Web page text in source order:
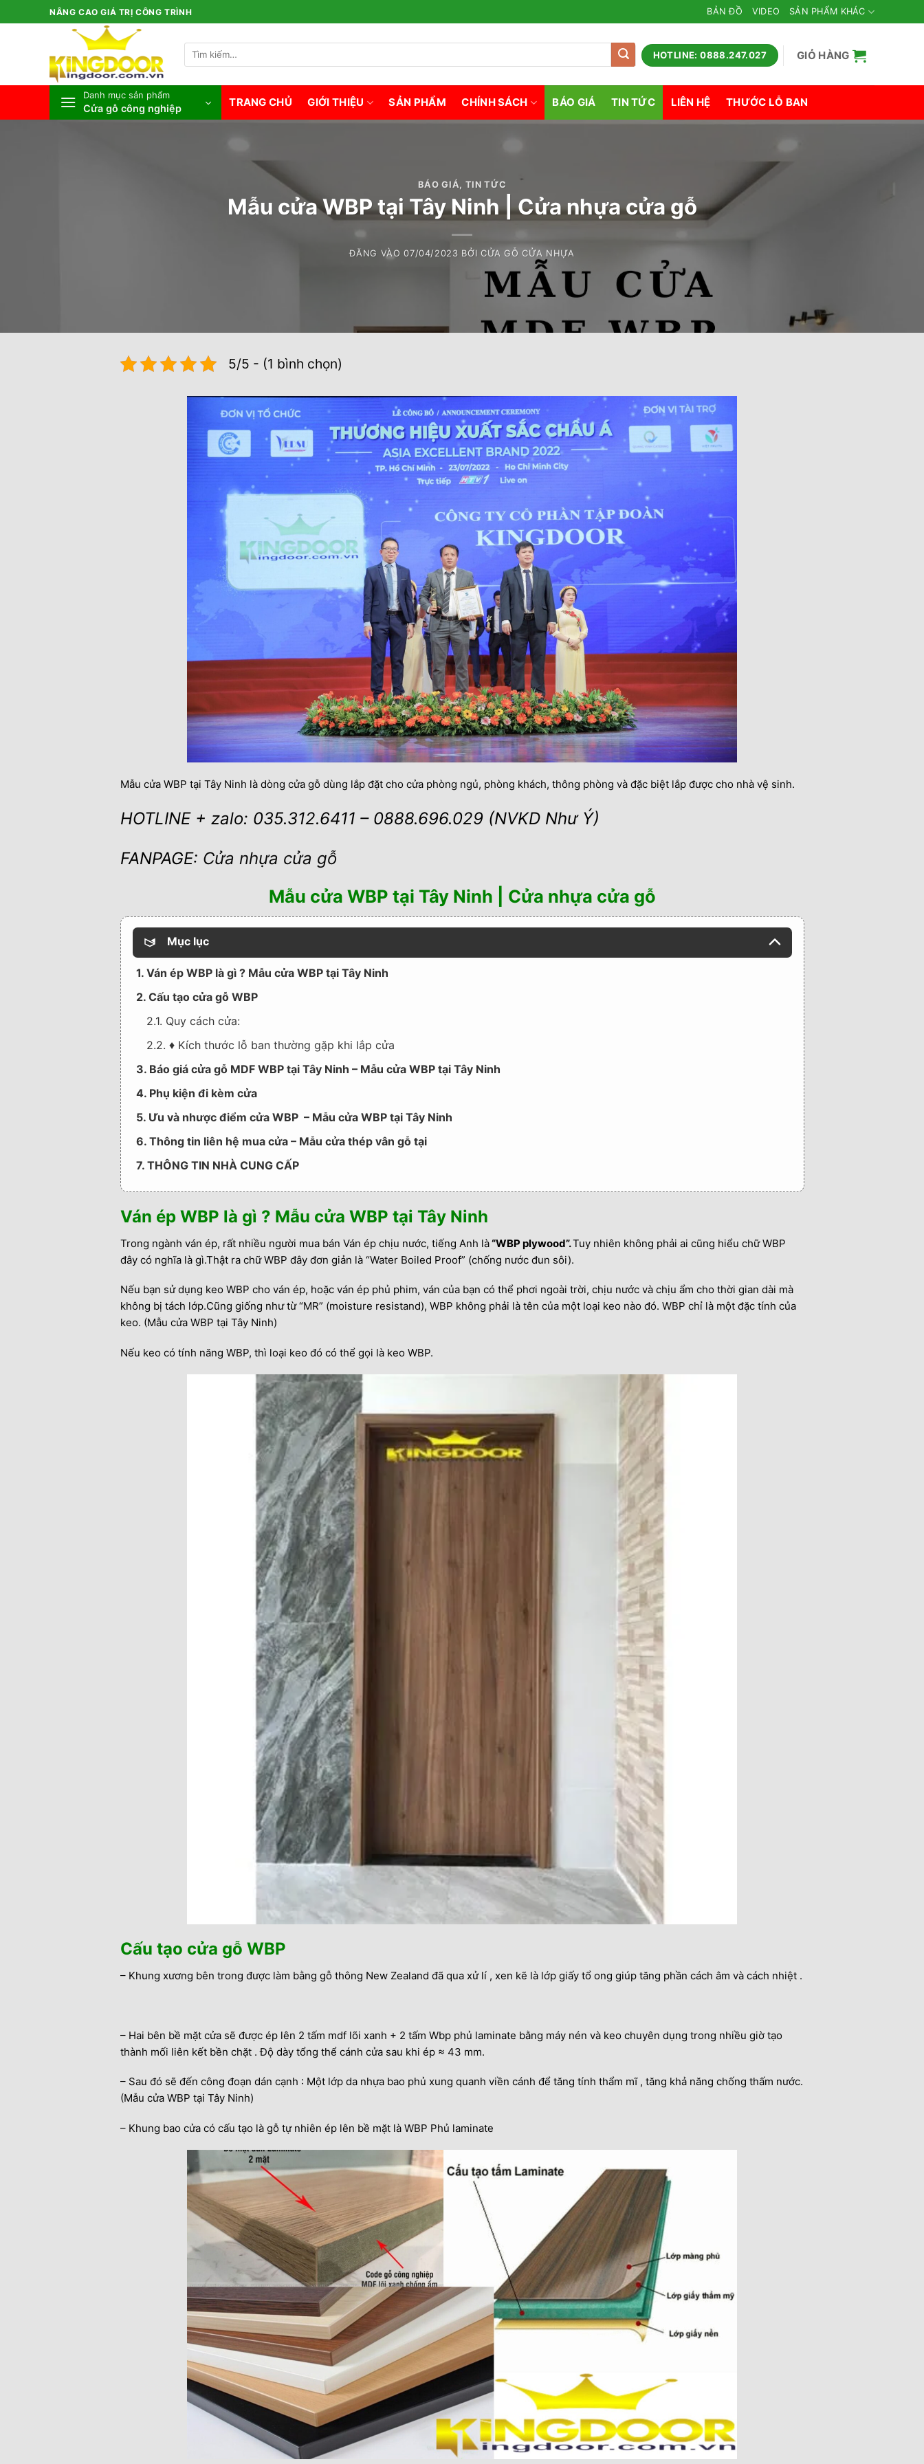
qua
NÂNG CAO GIÁ TRỊ CÔNG TRÌNH BẢN ĐỒ VIDEO SẢN PHẨM KHÁC
Tìm
kiếm:
HOTLINE: 0888.247.027 GIỎ HÀNG
Danh mục sản phẩm
Cửa gỗ công nghiệp TRANG CHỦ GIỚI THIỆU SẢN PHẨM CHÍNH SÁCH BÁO GIÁ TIN TỨC LIÊN HỆ THƯỚC LỖ BAN
BÁO GIÁ, TIN TỨC
Mẫu cửa WBP tại Tây Ninh | Cửa nhựa cửa gỗ
ĐĂNG VÀO07/04/2023 BỞI CỬA GỖ CỬA NHỰA
5/5 - (1 bình chọn)
Mẫu cửa WBP tại Tây Ninh là dòng cửa gỗ dùng lắp đặt cho cửa phòng ngủ, phòng khách, thông phòng và đặc biệt lắp được cho nhà vệ sinh.
HOTLINE + zalo: 035.312.6411 – 0888.696.029 (NVKD Như Ý)
FANPAGE: Cửa nhựa cửa gỗ
Mẫu cửa WBP tại Tây Ninh | Cửa nhựa cửa gỗ
Mục lục
1. Ván ép WBP là gì ? Mẫu cửa WBP tại Tây Ninh
2. Cấu tạo cửa gỗ WBP
2.1. Quy cách cửa:
2.2. ♦ Kích thước lỗ ban thường gặp khi lắp cửa
3. Báo giá cửa gỗ MDF WBP tại Tây Ninh – Mẫu cửa WBP tại Tây Ninh
4. Phụ kiện đi kèm cửa
5. Ưu và nhược điểm cửa WBP – Mẫu cửa WBP tại Tây Ninh
6. Thông tin liên hệ mua cửa – Mẫu cửa thép vân gỗ tại
7. THÔNG TIN NHÀ CUNG CẤP
Ván ép WBP là gì ? Mẫu cửa WBP tại Tây Ninh
Trong ngành ván ép, rất nhiều người mua bán Ván ép chịu nước, tiếng Anh là“WBP plywood”.Tuy nhiên không phải ai cũng hiểu chữ WBP
đây có nghĩa là gì.Thật ra chữ WBP đây đơn giản là “Water Boiled Proof” (chống nước đun sôi).
Nếu bạn sử dụng keo WBP cho ván ép, hoặc ván ép phủ phim, ván của bạn có thể phơi ngoài trời, chịu nước và chịu ẩm cho thời gian dài mà
không bị tách lớp.Cũng giống như từ “MR” (moisture resistand), WBP không phải là tên của một loại keo nào đó. WBP chỉ là một đặc tính của
keo. (Mẫu cửa WBP tại Tây Ninh)
Nếu keo có tính năng WBP, thì loại keo đó có thể gọi là keo WBP.
Cấu tạo cửa gỗ WBP
– Khung xương bên trong được làm bằng gỗ thông New Zealand đã qua xử lí , xen kẽ là lớp giấy tổ ong giúp tăng phần cách âm và cách nhiệt .
– Hai bên bề mặt cửa sẽ được ép lên 2 tấm mdf lõi xanh + 2 tấm Wbp phủ laminate bằng máy nén và keo chuyên dụng trong nhiều giờ tạo
thành mối liên kết bền chặt . Độ dày tổng thể cánh cửa sau khi ép ≈ 43 mm.
– Sau đó sẽ đến công đoạn dán cạnh : Một lớp da nhựa bao phủ xung quanh viền cánh để tăng tính thẩm mĩ , tăng khả năng chống thấm nước.
(Mẫu cửa WBP tại Tây Ninh)
– Khung bao cửa có cấu tạo là gỗ tự nhiên ép lên bề mặt là WBP Phủ laminate